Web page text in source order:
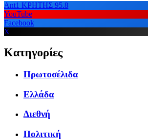
Ant1 ΚΡΗΤΗΣ 95.8
YouTube
Facebook
X
Κατηγορίες
Πρωτοσέλιδα
Ελλάδα
Διεθνή
Πολιτική